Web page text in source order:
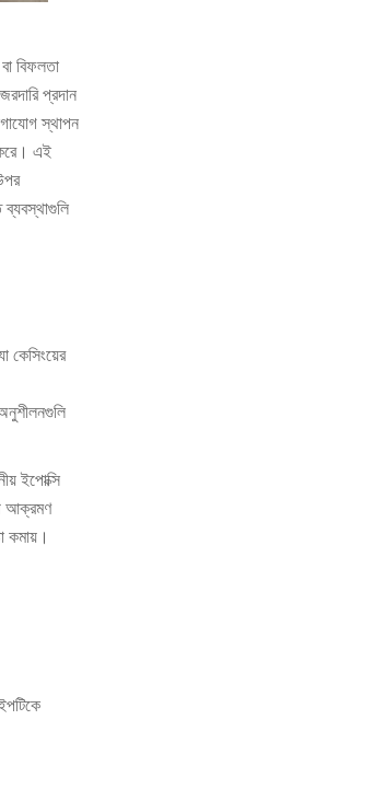
বিফলতা
প্রদান
স্থাপন
এই
কেসিংয়ের
ইপোক্সি
আক্রমণ
কমায়।